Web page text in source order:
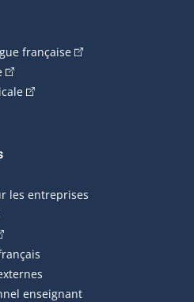
française(Cet hyperlien
(Cet hyperlien externe s'ouvrira
(Cet hyperlien externe
externe s'ouvrira dans une
les entreprises
hyperlien externe s'ouvrira
enseignant